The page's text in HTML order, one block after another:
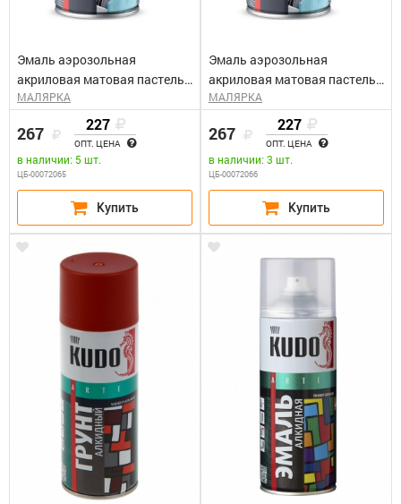
Эмаль аэрозольная
акриловая матовая пастель
бежевая (0,52л)Kudo KU-A104
МАЛЯРКА
267 227
ОПТ. ЦЕНА
в наличии: 5 шт.
ЦБ-00072065
Эмаль аэрозольная
акриловая матовая пастель
голубая (0,52л)Kudo KU-A102
МАЛЯРКА
267 227
ОПТ. ЦЕНА
в наличии: 3 шт.
ЦБ-00072066